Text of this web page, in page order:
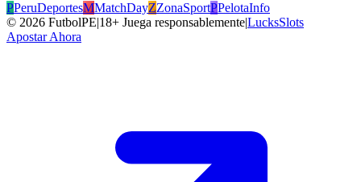
PPeruDeportesMMatchDayZZonaSportPPelotaInfo
© 2026 FutbolPE|18+ Juega responsablemente|LucksSlots
Apostar Ahora